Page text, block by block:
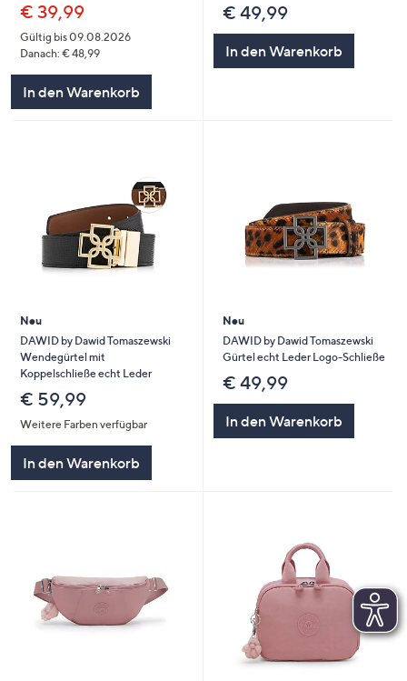
€ 39,99
Gültig bis 09.08.2026
Danach: € 48,99
In den Warenkorb
€ 49,99
In den Warenkorb
Neu
DAWID by Dawid Tomaszewski
Wendegürtel mit
Koppelschließe echt Leder
€ 59,99
Weitere Farben verfügbar
In den Warenkorb
Neu
DAWID by Dawid Tomaszewski
Gürtel echt Leder Logo-Schließe
€ 49,99
In den Warenkorb